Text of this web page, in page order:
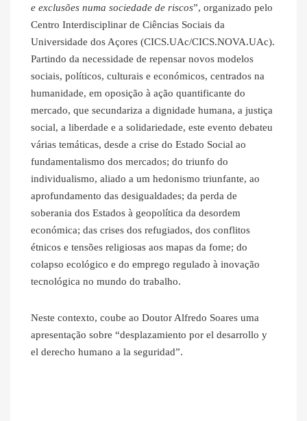
e exclusões numa sociedade de riscos”, organizado pelo
Centro Interdisciplinar de Ciências Sociais da
Universidade dos Açores (CICS.UAc/CICS.NOVA.UAc).
Partindo da necessidade de repensar novos modelos
sociais, políticos, culturais e económicos, centrados na
humanidade, em oposição à ação quantificante do
mercado, que secundariza a dignidade humana, a justiça
social, a liberdade e a solidariedade, este evento debateu
várias temáticas, desde a crise do Estado Social ao
fundamentalismo dos mercados; do triunfo do
individualismo, aliado a um hedonismo triunfante, ao
aprofundamento das desigualdades; da perda de
soberania dos Estados à geopolítica da desordem
económica; das crises dos refugiados, dos conflitos
étnicos e tensões religiosas aos mapas da fome; do
colapso ecológico e do emprego regulado à inovação
tecnológica no mundo do trabalho.
Neste contexto, coube ao Doutor Alfredo Soares uma
apresentação sobre “desplazamiento por el desarrollo y
el derecho humano a la seguridad”.